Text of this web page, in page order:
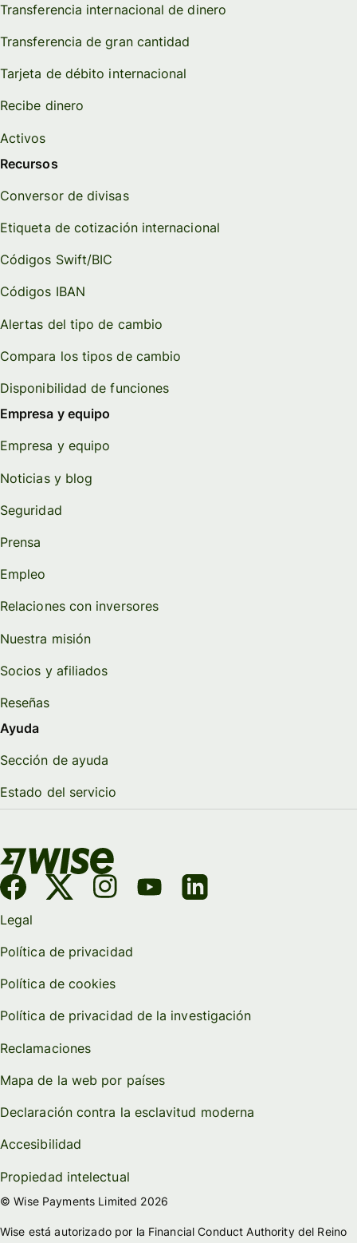
Transferencia internacional de dinero
Transferencia de gran cantidad
Tarjeta de débito internacional
Recibe dinero
Activos
Recursos
Conversor de divisas
Etiqueta de cotización internacional
Códigos Swift/BIC
Códigos IBAN
Alertas del tipo de cambio
Compara los tipos de cambio
Disponibilidad de funciones
Empresa y equipo
Empresa y equipo
Noticias y blog
Seguridad
Prensa
Empleo
Relaciones con inversores
Nuestra misión
Socios y afiliados
Reseñas
Ayuda
Sección de ayuda
Estado del servicio
Legal
Política de privacidad
Política de cookies
Política de privacidad de la investigación
Reclamaciones
Mapa de la web por países
Declaración contra la esclavitud moderna
Accesibilidad
Propiedad intelectual
© Wise Payments Limited 2026
Wise está autorizado por la Financial Conduct Authority del Reino